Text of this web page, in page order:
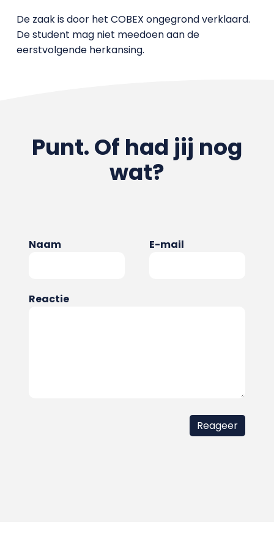
De zaak is door het COBEX ongegrond verklaard.
De student mag niet meedoen aan de
eerstvolgende herkansing.
Punt. Of had jij nog
wat?
Naam E-mail
Reactie